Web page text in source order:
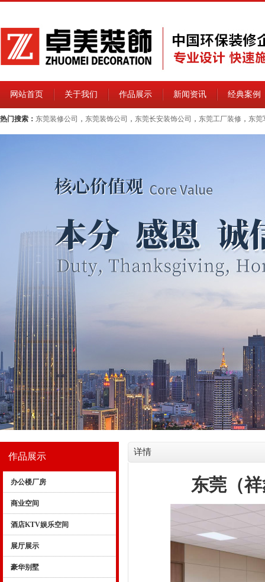
网站首页 关于我们 作品展示 新闻资讯 经典案例
热门搜索： 东莞装修公司 ， 东莞装饰公司 ， 东莞长安装饰公司 ， 东莞工厂装修 ， 东莞
作品展示
办公楼厂房
商业空间
酒店KTV娱乐空间
展厅展示
豪华别墅
详情
东莞（